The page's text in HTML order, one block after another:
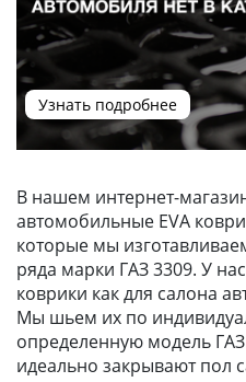
Узнать подробнее
В нашем интернет-
автомобильные EVA
которые мы
ряда марки ГАЗ 3309. У
коврики как для салона
Мы шьем их по
определенную модель
идеально закрывают пол